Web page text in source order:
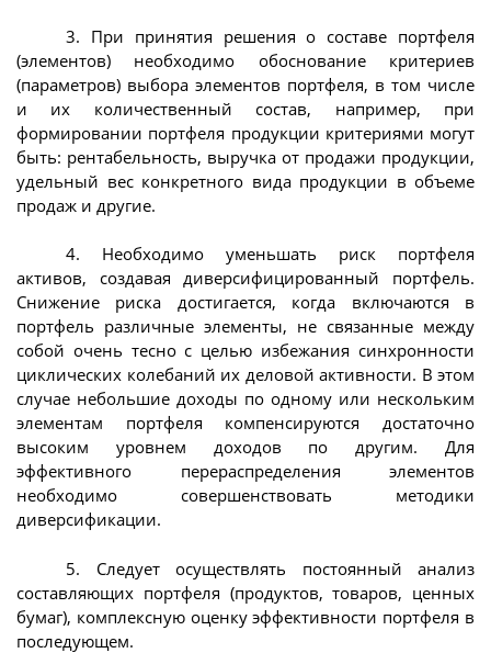
3. При принятия решения о составе портфеля
(элементов) необходимо обоснование критериев
(параметров) выбора элементов портфеля, в том числе
и их количественный состав, например, при
формировании портфеля продукции критериями могут
быть: рентабельность, выручка от продажи продукции,
удельный вес конкретного вида продукции в объеме
продаж и другие.
4. Необходимо уменьшать риск портфеля
активов, создавая диверсифицированный портфель.
Снижение риска достигается, когда включаются в
портфель различные элементы, не связанные между
собой очень тесно с целью избежания синхронности
циклических колебаний их деловой активности. В этом
случае небольшие доходы по одному или нескольким
элементам портфеля компенсируются достаточно
высоким уровнем доходов по другим. Для
эффективного перераспределения элементов
необходимо совершенствовать методики
диверсификации.
5. Следует осуществлять постоянный анализ
составляющих портфеля (продуктов, товаров, ценных
бумаг), комплексную оценку эффективности портфеля в
последующем.